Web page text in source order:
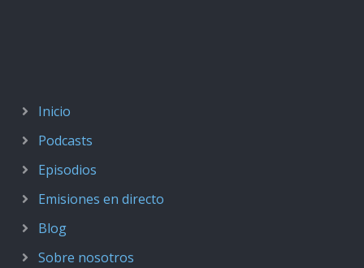
Inicio
Podcasts
Episodios
Emisiones en directo
Blog
Sobre nosotros